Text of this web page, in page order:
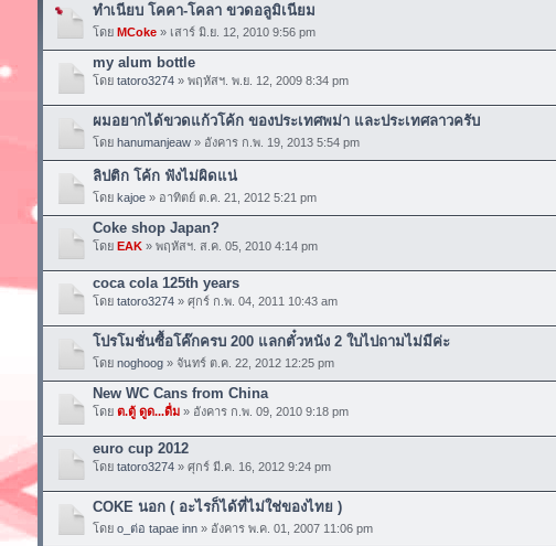
ทำเนียบ โคคา-โคลา ขวดอลูมิเนียม
โดย MCoke» เสาร์ มิ.ย. 12, 2010 9:56 pm
my alum bottle
โดย tatoro3274» พฤหัสฯ. พ.ย. 12, 2009 8:34 pm
ผมอยากได้ขวดแก้วโค้ก ของประเทศพม่า และประเทศลาวครับ
โดย hanumanjeaw» อังคาร ก.พ. 19, 2013 5:54 pm
ลิปติก โค้ก ฟังไม่ผิดแน่
โดย kajoe» อาทิตย์ ต.ค. 21, 2012 5:21 pm
Coke shop Japan?
โดย EAK» พฤหัสฯ. ส.ค. 05, 2010 4:14 pm
coca cola 125th years
โดย tatoro3274» ศุกร์ ก.พ. 04, 2011 10:43 am
โปรโมชั่นซื้อโค๊กครบ 200 แลกตั๋วหนัง 2 ใบไปถามไม่มีค่ะ
โดย noghoog» จันทร์ ต.ค. 22, 2012 12:25 pm
New WC Cans from China
โดย ต.ตู้ ดูด...ดื่ม» อังคาร ก.พ. 09, 2010 9:18 pm
euro cup 2012
โดย tatoro3274» ศุกร์ มี.ค. 16, 2012 9:24 pm
COKE นอก ( อะไรก็ได้ที่ไม่ใช่ของไทย )
โดย o_ต่อ tapae inn» อังคาร พ.ค. 01, 2007 11:06 pm